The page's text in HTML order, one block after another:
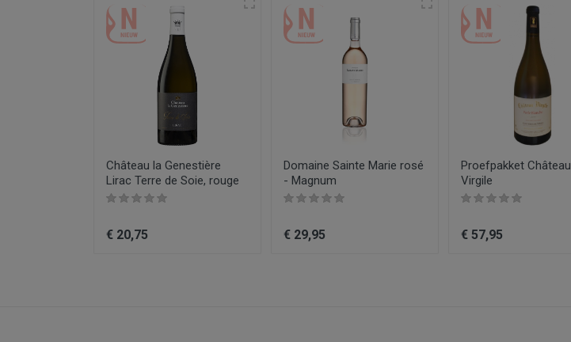
grenache , syrah
Producent
Bruno Andreu - Maison les Prunelles
Kleur
Rood
Type product
Wijn
Inhoud
0.75
Jaar
Aanbiedingen
Nieuw
Maison les Prunelles
Château la Genestière
Lirac Terre de Soie, rouge
€ 20,75
Domaine Sainte Marie rosé
- Magnum
€ 29,95
Proefpakket Château
Virgile
€ 57,95